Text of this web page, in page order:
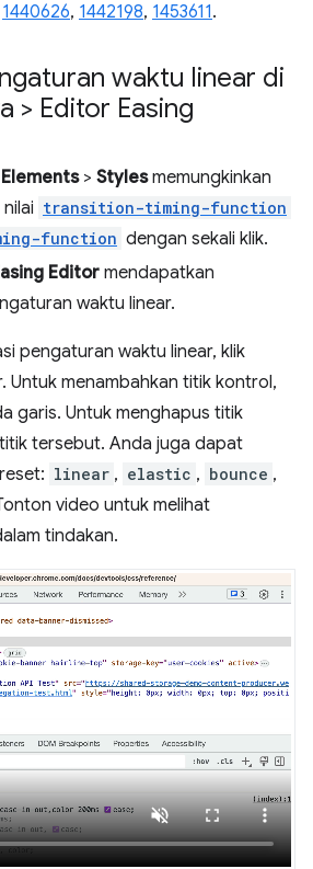
1440626, 1442198, 1453611.
waktu linear di
> Editor Easing
Elements> Stylesmemungkinkan
transition-timing-function
function dengan sekali klik.
Editormendapatkan
waktu linear.
pengaturan waktu linear, klik
Untuk menambahkan titik kontrol,
garis. Untuk menghapus titik
tersebut. Anda juga dapat
linear , elastic , bounce ,
video untuk melihat
tindakan.